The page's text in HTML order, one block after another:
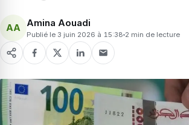
AA Amina Aouadi
Publié le 3 juin 2026 à 15:38 2 min de lecture